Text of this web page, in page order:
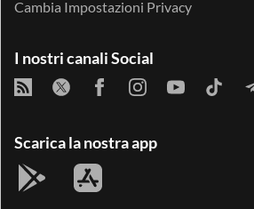
Cambia Impostazioni Privacy
I nostri canali Social
Scarica la nostra app